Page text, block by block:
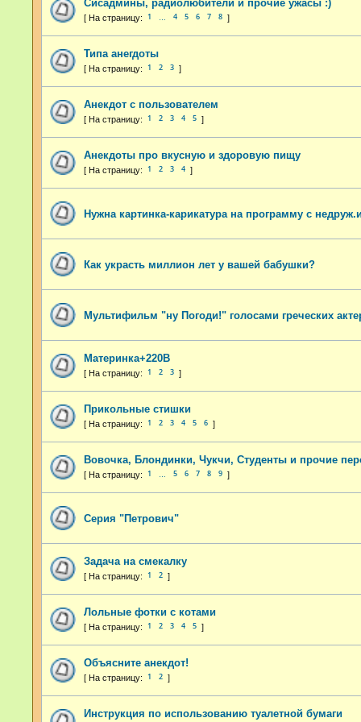
Сисадмины, радиолюбители и прочие ужасы :)
1 4 5 6 7 8
Типа анегдоты
1 2 3
Анекдот с пользователем
1 2 3 4 5
Анекдоты про вкусную и здоровую пищу
1 2 3 4
Нужна картинка-карикатура на программу с
Как украсть миллион лет у вашей бабушки?
Мультифильм "ну Погоди!" голосами греческих
Материнка+220В
1 2 3
Прикольные стишки
1 2 3 4 5 6
Вовочка, Блондинки, Чукчи, Студенты и прочие
1 5 6 7 8 9
Серия "Петрович"
Задача на смекалку
1 2
Лольные фотки с котами
1 2 3 4 5
Объясните анекдот!
1 2
Инструкция по использованию туалетной бумаги